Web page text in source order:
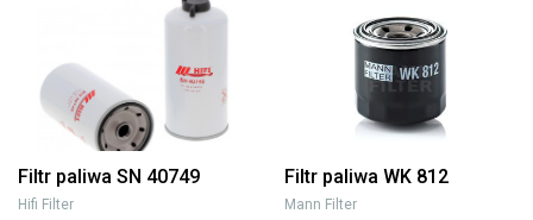
Filtr paliwa SN 40749
Hifi Filter
Filtr paliwa WK 812
Mann Filter